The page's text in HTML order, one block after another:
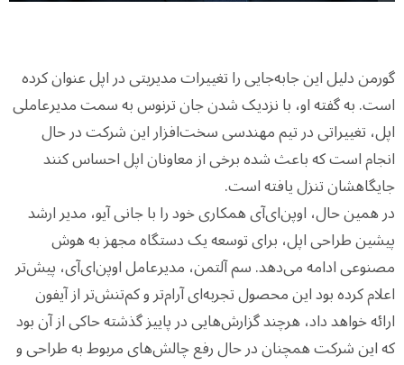
گورمن دلیل این جابه‌جایی را تغییرات مدیریتی در اپل عنوان کرده
است. به گفته او، با نزدیک شدن جان ترنوس به سمت مدیرعاملی
اپل، تغییراتی در تیم مهندسی سخت‌افزار این شرکت در حال
انجام است که باعث شده برخی از معاونان اپل احساس کنند
جایگاهشان تنزل یافته است.
در همین حال، اوپن‌ای‌آی همکاری خود را با جانی آیو، مدیر ارشد
پیشین طراحی اپل، برای توسعه یک دستگاه مجهز به هوش
مصنوعی ادامه می‌دهد. سم آلتمن، مدیرعامل اوپن‌ای‌آی، پیش‌تر
اعلام کرده بود این محصول تجربه‌ای آرام‌تر و کم‌تنش‌تر از آیفون
ارائه خواهد داد، هرچند گزارش‌هایی در پاییز گذشته حاکی از آن بود
که این شرکت همچنان در حال رفع چالش‌های مربوط به طراحی و